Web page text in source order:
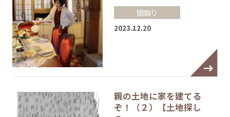
間取り
2023.12.20
親の土地に家を建てる
ぞ！（２）【土地探し